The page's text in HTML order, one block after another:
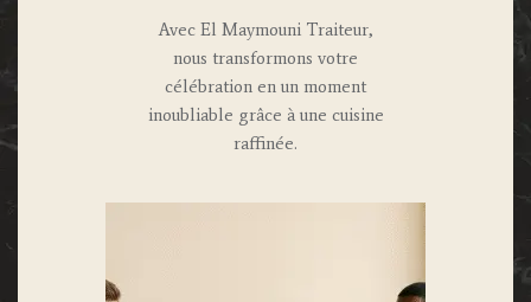
Avec El Maymouni Traiteur,
nous transformons votre
célébration en un moment
inoubliable grâce à une cuisine
raffinée.